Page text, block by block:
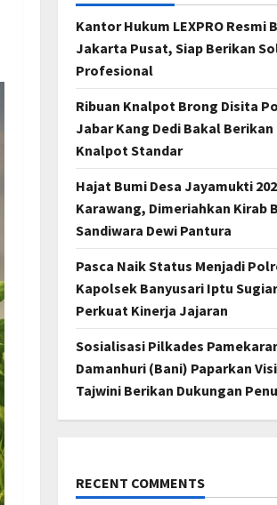
Kantor Hukum LEXPRO Resmi
Jakarta Pusat, Siap Berikan
Profesional
Ribuan Knalpot Brong Disita
Jabar Kang Dedi Bakal
Knalpot Standar
Hajat Bumi Desa Jayamukti
Karawang, Dimeriahkan Kirab
Sandiwara Dewi Pantura
Pasca Naik Status Menjadi
Kapolsek Banyusari Iptu
Perkuat Kinerja Jajaran
Sosialisasi Pilkades
Damanhuri (Bani) Paparkan
Tajwini Berikan Dukungan
RECENT COMMENTS